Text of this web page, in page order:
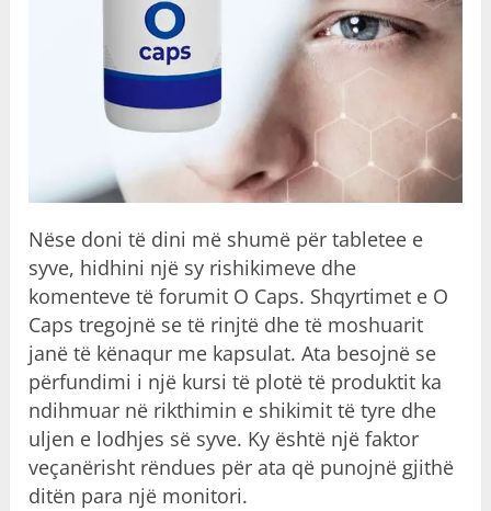
Nëse doni të dini më shumë për tabletee e
syve, hidhini një sy rishikimeve dhe
komenteve të forumit O Caps. Shqyrtimet e O
Caps tregojnë se të rinjtë dhe të moshuarit
janë të kënaqur me kapsulat. Ata besojnë se
përfundimi i një kursi të plotë të produktit ka
ndihmuar në rikthimin e shikimit të tyre dhe
uljen e lodhjes së syve. Ky është një faktor
veçanërisht rëndues për ata që punojnë gjithë
ditën para një monitori.